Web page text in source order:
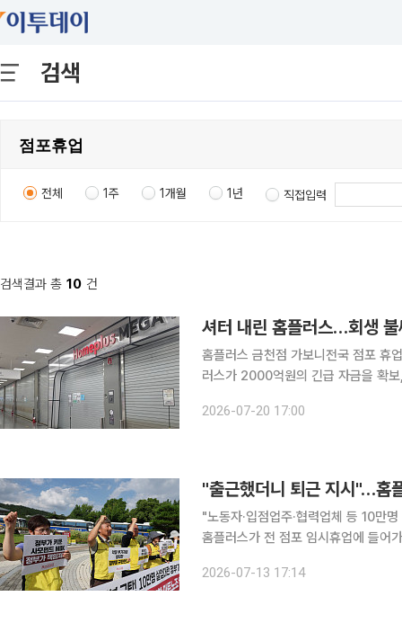
검색
전체 1주 1개월 1년 직접입력
검색결과 총 10 건
셔터 내린 홈플러스…회생 불
홈플러스 금천점 가보니전국 점포 휴업
러스가 2000억원의 긴급 자금을 확
불투명한 영업 재개를 기다리고 있다.
2026-07-20 17:00
"출근했더니 퇴근 지시"…홈
"노동자·입점업주·협력업체 등 10만
홈플러스가 전 점포 임시휴업에 들어
노동자와 입점업주, 납품·협력업체
2026-07-13 17:14